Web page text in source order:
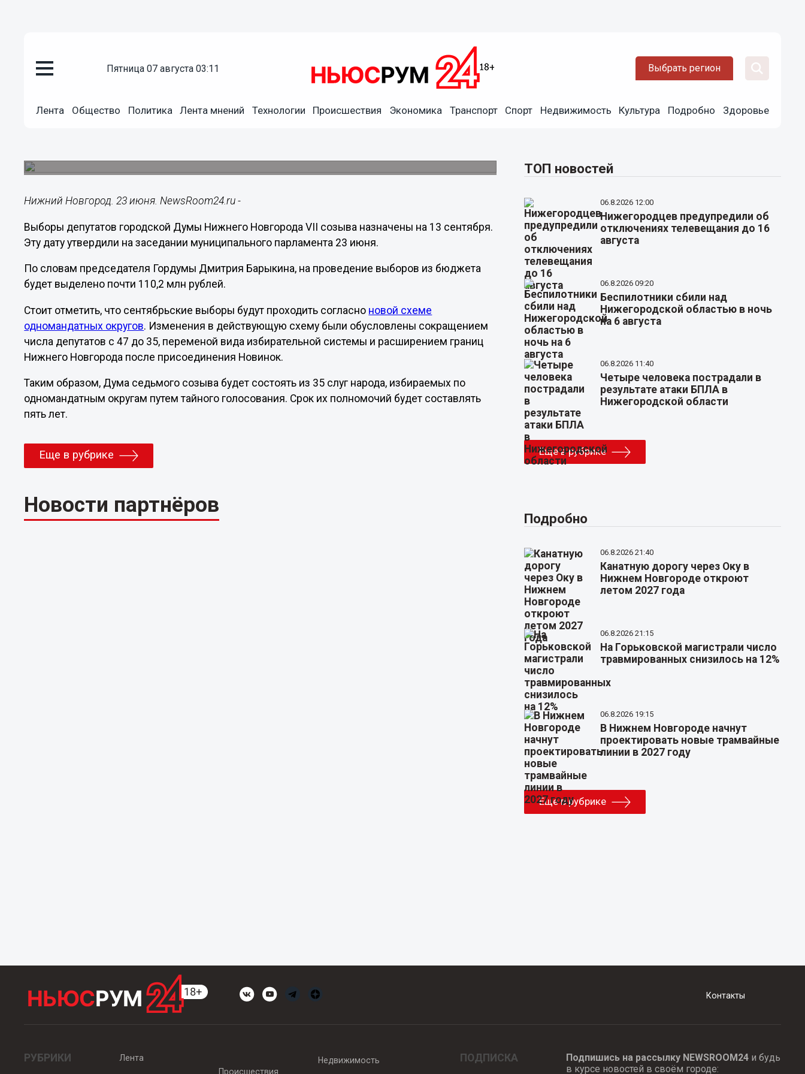
пятница 07 августа 03:11 Выбрать регион
Лента Общество Политика Лента мнений Технологии Происшествия Экономика Транспорт Спорт Недвижимость Культура Подробно Здоровье
23.06.202014:55
Нижний Новгород. 23 июня. NewsRoom24.ru -
Выборы депутатов городской Думы Нижнего Новгорода VII созыва назначены на 13 сентября.
Эту дату утвердили на заседании муниципального парламента 23 июня.
По словам председателя Гордумы Дмитрия Барыкина, на проведение выборов из бюджета
будет выделено почти 110,2 млн рублей.
Стоит отметить, что сентябрьские выборы будут проходить согласно новой схеме
одномандатных округов. Изменения в действующую схему были обусловлены сокращением
числа депутатов с 47 до 35, переменой вида избирательной системы и расширением границ
Нижнего Новгорода после присоединения Новинок.
Таким образом, Дума седьмого созыва будет состоять из 35 слуг народа, избираемых по
одномандатным округам путем тайного голосования. Срок их полномочий будет составлять
пять лет.
Еще в рубрике
Новости партнёров
ТОП новостей
06.8.2026 12:00
Нижегородцев предупредили об
отключениях телевещания до 16
августа
06.8.2026 09:20
Беспилотники сбили над
Нижегородской областью в ночь
на 6 августа
06.8.2026 11:40
Четыре человека пострадали в
результате атаки БПЛА в
Нижегородской области
Еще в рубрике
Подробно
06.8.2026 21:40
Канатную дорогу через Оку в
Нижнем Новгороде откроют
летом 2027 года
06.8.2026 21:15
На Горьковской магистрали число
травмированных снизилось на 12%
06.8.2026 19:15
В Нижнем Новгороде начнут
проектировать новые трамвайные
линии в 2027 году
Еще в рубрике
Контакты
РУБРИКИ
Лента
Происшествия
Недвижимость ПОДПИСКА Подпишись на рассылку NEWSROOM24и будь
в курсе новостей в своём городе: